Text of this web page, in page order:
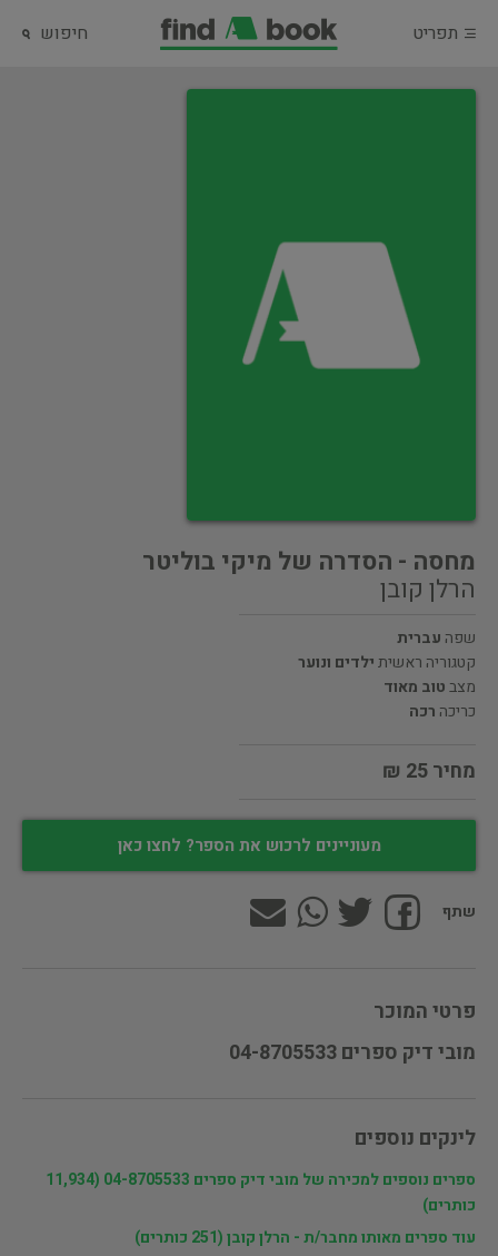
תפריט חיפוש
מחסה - הסדרה של מיקי בוליטר
הרלן קובן
שפה עברית
קטגוריה ראשיתילדים ונוער
מצבטוב מאוד
כריכה רכה
מחיר 25 ₪
מעוניינים לרכוש את הספר? לחצו כאן
שתף
פרטי המוכר
מובי דיק ספרים 04-8705533
לינקים נוספים
ספרים נוספים למכירה של מובי דיק ספרים 04-8705533 (11,934
כותרים)
עוד ספרים מאותו מחבר/ת - הרלן קובן (251 כותרים)